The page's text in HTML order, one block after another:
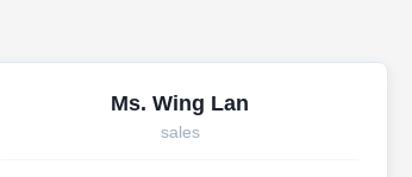
Ms. Wing Lan
sales